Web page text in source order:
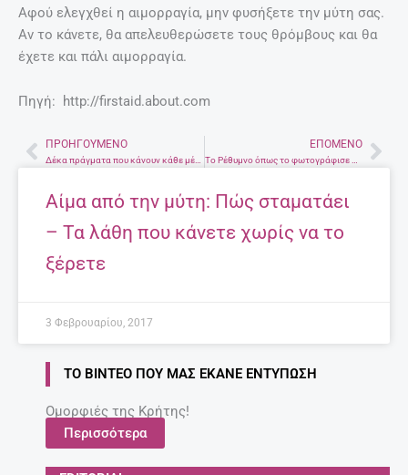
Αφού ελεγχθεί η αιμορραγία, μην φυσήξετε την μύτη σας.
Αν το κάνετε, θα απελευθερώσετε τους θρόμβους και θα
έχετε και πάλι αιμορραγία.
Πηγή: http://firstaid.about.com
PrevΠΡΟΗΓΟΎΜΕΝΟ ΕΠΌΜΕΝΟ
Αίμα από την μύτη: Πώς σταματάει
– Τα λάθη που κάνετε χωρίς να το
ξέρετε
3 Φεβρουαρίου, 2017
ΤΟ ΒΊΝΤΕΟ ΠΟΥ ΜΑΣ ΈΚΑΝΕ ΕΝΤΎΠΩΣΗ
Ομορφιές της Κρήτης!
Περισσότερα